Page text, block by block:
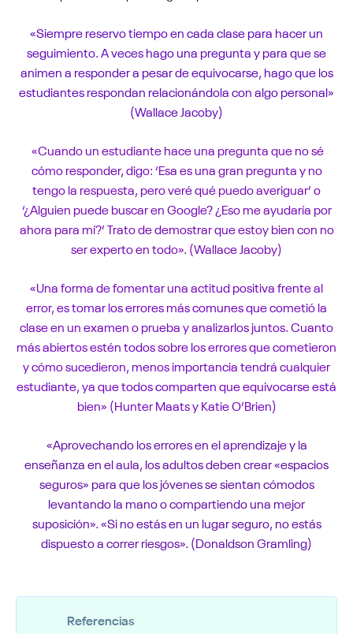
«Siempre reservo tiempo en cada clase para hacer un
seguimiento. A veces hago una pregunta y para que se
animen a responder a pesar de equivocarse, hago que los
estudiantes respondan relacionándola con algo personal»
(Wallace Jacoby)
«Cuando un estudiante hace una pregunta que no sé
cómo responder, digo: ‘Esa es una gran pregunta y no
tengo la respuesta, pero veré qué puedo averiguar’ o
‘¿Alguien puede buscar en Google? ¿Eso me ayudaría por
ahora para mí?’ Trato de demostrar que estoy bien con no
ser experto en todo». (Wallace Jacoby)
«Una forma de fomentar una actitud positiva frente al
error, es tomar los errores más comunes que cometió la
clase en un examen o prueba y analizarlos juntos. Cuanto
más abiertos estén todos sobre los errores que cometieron
y cómo sucedieron, menos importancia tendrá cualquier
estudiante, ya que todos comparten que equivocarse está
bien» (Hunter Maats y Katie O’Brien)
«Aprovechando los errores en el aprendizaje y la
enseñanza en el aula, los adultos deben crear «espacios
seguros» para que los jóvenes se sientan cómodos
levantando la mano o compartiendo una mejor
suposición». «Si no estás en un lugar seguro, no estás
dispuesto a correr riesgos». (Donaldson Gramling)
Referencias